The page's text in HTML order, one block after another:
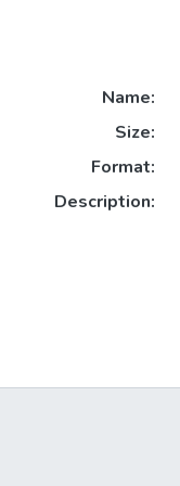
Name:
Size:
Format:
Description: